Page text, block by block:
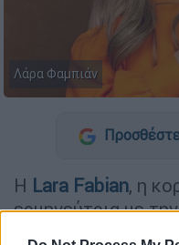
Λάρα Φαμπιάν
Η Lara Fabian, η
ερμηνεύτρια με